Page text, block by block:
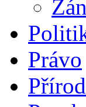
Právo